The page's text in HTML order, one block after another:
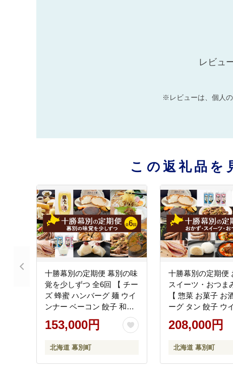
レビュ
※レビューは、個人
この返礼品を
十勝幕別の定期便 幕別の味
覚を少しずつ 全6回 【 チー
ズ 蜂蜜 ハンバーグ 麺 ウイ
ンナー ベーコン 餃子 和菓
子 スイーツ カレー 牛 北海
道 十勝 幕別 】
153,000円
北海道 幕別町
十勝幕別の定期便
スイーツ・おつま
【 惣菜 お菓子 お
ーグ タン 餃子 ウ
ソーセージ ベー
ス 北海道 十勝 幕別
208,000円
北海道 幕別町